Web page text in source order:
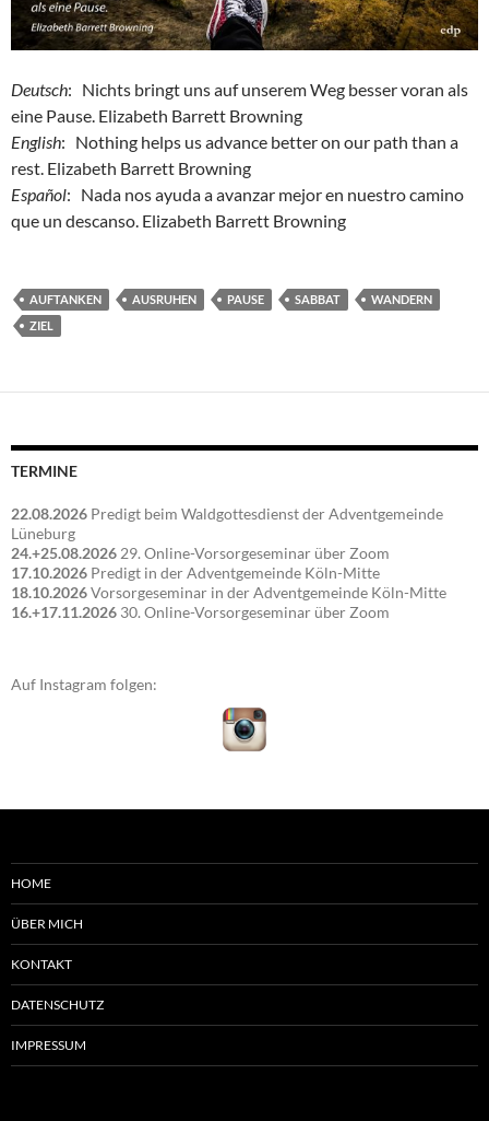
Deutsch: Nichts bringt uns auf unserem Weg besser voran als
eine Pause. Elizabeth Barrett Browning
English: Nothing helps us advance better on our path than a
rest. Elizabeth Barrett Browning
Español: Nada nos ayuda a avanzar mejor en nuestro camino
que un descanso. Elizabeth Barrett Browning
AUFTANKEN AUSRUHEN PAUSE SABBAT
WANDERN
ZIEL
TERMINE
22.08.2026 Predigt beim Waldgottesdienst der Adventgemeinde
Lüneburg
24.+25.08.2026 29. Online-Vorsorgeseminar über Zoom
17.10.2026 Predigt in der Adventgemeinde Köln-Mitte
18.10.2026Vorsorgeseminar in der Adventgemeinde Köln-Mitte
16.+17.11.2026 30. Online-Vorsorgeseminar über Zoom
Auf Instagram folgen:
HOME
ÜBER MICH
KONTAKT
DATENSCHUTZ
IMPRESSUM